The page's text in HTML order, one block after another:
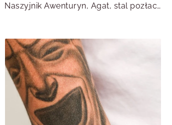
Naszyjnik Awenturyn, Agat, stal pozłacana S314996Z00